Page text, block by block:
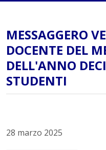
MESSAGGERO
DOCENTE DEL
DELL'ANNO
STUDENTI
28 marzo 2025